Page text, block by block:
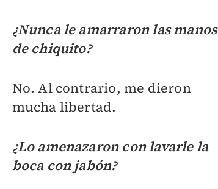
¿Nunca le amarraron las manos
de chiquito?
No. Al contrario, me dieron
mucha libertad.
¿Lo amenazaron con lavarle la
boca con jabón?